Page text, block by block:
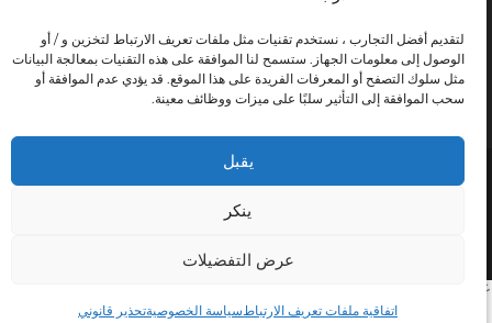
لتقديم أفضل التجارب ، نستخدم تقنيات مثل ملفات تعريف الارتباط لتخزين و / أو
الوصول إلى معلومات الجهاز. ستسمح لنا الموافقة على هذه التقنيات بمعالجة البيانات
مثل سلوك التصفح أو المعرفات الفريدة على هذا الموقع. قد يؤدي عدم الموافقة أو
سحب الموافقة إلى التأثير سلبًا على ميزات ووظائف معينة.
يقبل
ينكر
عرض التفضيلات
اتفاقية ملفات تعريف الارتباطسياسة الخصوصيةتحذير قانوني
النتيجة الوحيدة
تكنولوجيا المعلومات والاتصالات وإمكانية الوصول إليها ، وبفضل ذلك نفذت الحلول
التالية: التواجد عبر الإنترنت من خلال موقع إلكتروني. تم اتخاذ الإجراء الحالي في عام
2020. ولهذا الغرض ، تم دعمه من قبل برنامج TIC Cámaras ، من قبل كامارا من
مورسيا.